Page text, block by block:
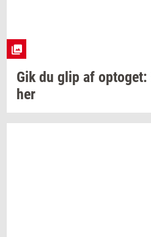
Gik du glip af op­to­get:
her